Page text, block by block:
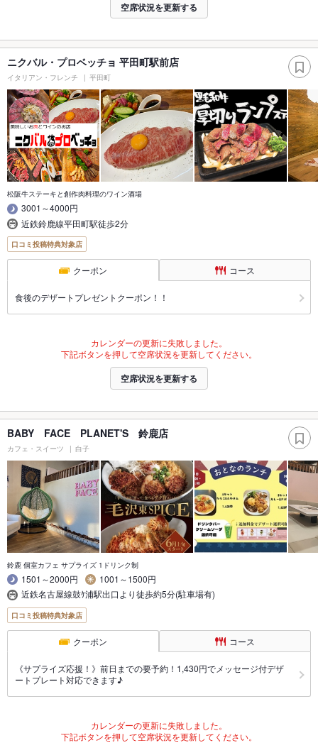
空席状況を更新する
ニクバル・プロベッチョ 平田町駅前店
イタリアン・フレンチ 平田町
松阪牛ステーキと創作肉料理のワイン酒場
3001～4000円
近鉄鈴鹿線平田町駅徒歩2分
口コミ投稿特典対象店
クーポン コース
食後のデザートプレゼントクーポン！！
カレンダーの更新に失敗しました。
下記ボタンを押して空席状況を更新してください。
空席状況を更新する
BABY FACE PLANET'S 鈴鹿店
カフェ・スイーツ 白子
鈴鹿 個室カフェ サプライズ 1ドリンク制
1501～2000円
1001～1500円
近鉄名古屋線鼓ｹ浦駅出口より徒歩約5分(駐車場有)
口コミ投稿特典対象店
クーポン コース
《サプライズ応援！》前日までの要予約！1,430円でメッセージ付デザ
ートプレート対応できます♪
カレンダーの更新に失敗しました。
下記ボタンを押して空席状況を更新してください。